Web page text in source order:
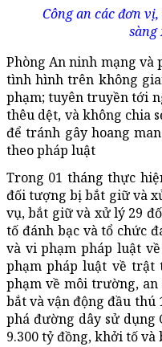
Công an các đơn
sàng
Phòng An ninh mạng và
tình hình trên không
phạm; tuyên truyền tới
thêu dệt, và không chia
để tránh gây hoang
theo pháp luật
Trong 01 tháng thực
đối tượng bị bắt giữ và
vụ, bắt giữ và xử lý 29
tố đánh bạc và tổ chức
và vi phạm pháp luật
phạm pháp luật về trật
phạm về môi trường,
bắt và vận động đầu
phá đường dây sử dụng
9.300 tỷ đồng, khởi tố và